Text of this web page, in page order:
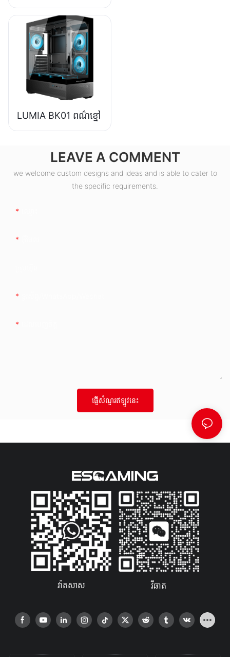
ប្រសិទ្ធភាព 80+ សំរិទ្ធ
ផ្គត់ផ្គង់ថាមពលកុំ
ព្យូទ័រលើតុ ESB550W
LUMIA BK01 ពណ៌ខ្មៅ
LEAVE A COMMENT
we welcome custom designs and ideas and is able to cater to
the specific requirements.
ផ្ញើសំណួរឥឡូវនេះ
វ៉ាតសាស វីឆាត